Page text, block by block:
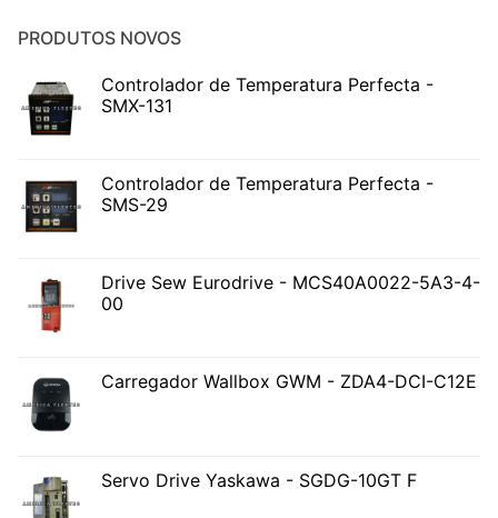
PRODUTOS NOVOS
Controlador de Temperatura Perfecta -
SMX-131
Controlador de Temperatura Perfecta -
SMS-29
Drive Sew Eurodrive - MCS40A0022-5A3-4-
00
Carregador Wallbox GWM - ZDA4-DCI-C12E
Servo Drive Yaskawa - SGDG-10GT F